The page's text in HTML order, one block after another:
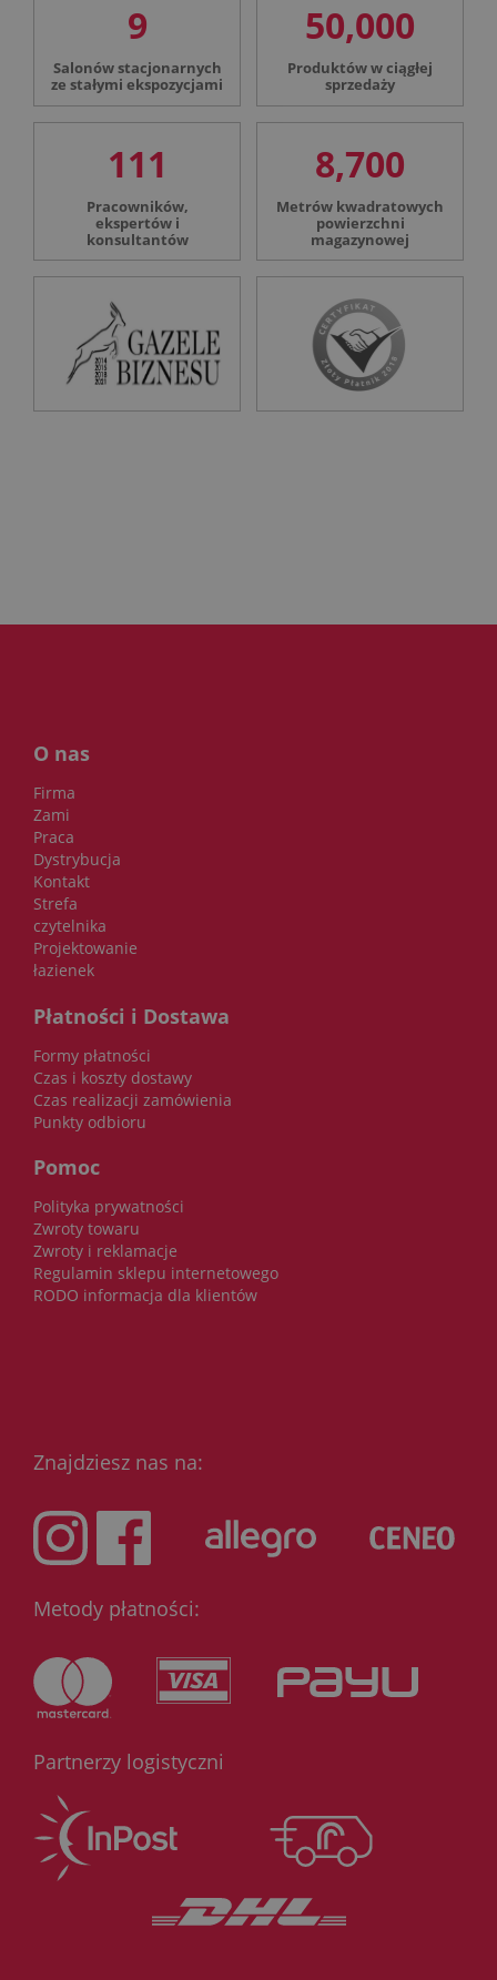
9
Salonów stacjonarnych
ze stałymi ekspozycjami
50,000
Produktów w ciągłej
sprzedaży
111
Pracowników,
ekspertów i
konsultantów
8,700
Metrów kwadratowych
powierzchni
magazynowej
O nas
Firma
Zami
Praca
Dystrybucja
Kontakt
Strefa
czytelnika
Projektowanie
łazienek
Płatności i Dostawa
Formy płatności
Czas i koszty dostawy
Czas realizacji zamówienia
Punkty odbioru
Pomoc
Polityka prywatności
Zwroty towaru
Zwroty i reklamacje
Regulamin sklepu internetowego
RODO informacja dla klientów
Znajdziesz nas na:
Metody płatności:
Partnerzy logistyczni